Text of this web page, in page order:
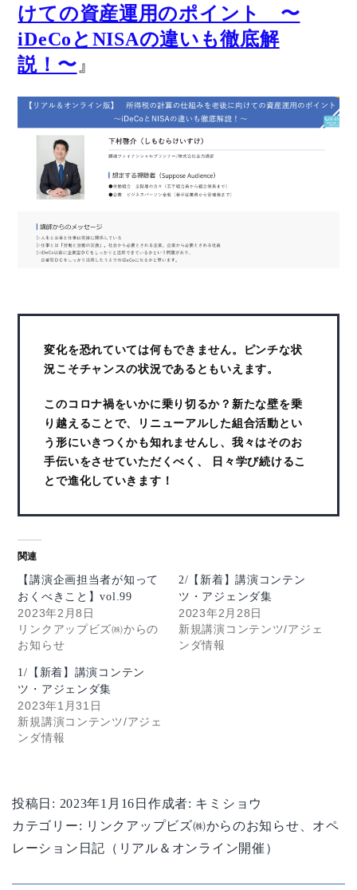
けての資産運用のポイント 〜
iDeCoとNISAの違いも徹底解
説！〜』
変化を恐れていては何もできません。ピンチな状
況こそチャンスの状況であるともいえます。
このコロナ禍をいかに乗り切るか？新たな壁を乗
り越えることで、リニューアルした組合活動とい
う形にいきつくかも知れませんし、我々はそのお
手伝いをさせていただくべく、 日々学び続けるこ
とで進化していきます！
関連
【講演企画担当者が知って
おくべきこと】vol.99
2023年2月8日
リンクアップビズ㈱からの
お知らせ
2/【新着】講演コンテン
ツ・アジェンダ集
2023年2月28日
新規講演コンテンツ/アジェ
ンダ情報
1/【新着】講演コンテン
ツ・アジェンダ集
2023年1月31日
新規講演コンテンツ/アジェ
ンダ情報
投稿日: 2023年1月16日 作成者: キミショウ
カテゴリー: リンクアップビズ㈱からのお知らせ
オペ
レーション日記（リアル＆オンライン開催）